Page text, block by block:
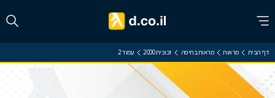
דף הבית מראות מראות בחיפה זכוכית 2000 עמוד 2